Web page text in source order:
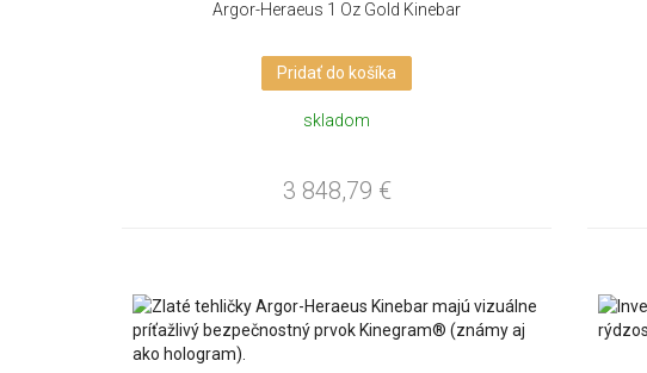
Argor-Heraeus 1 Oz Gold Kinebar
Pridať do košíka
skladom
3 848,79 €